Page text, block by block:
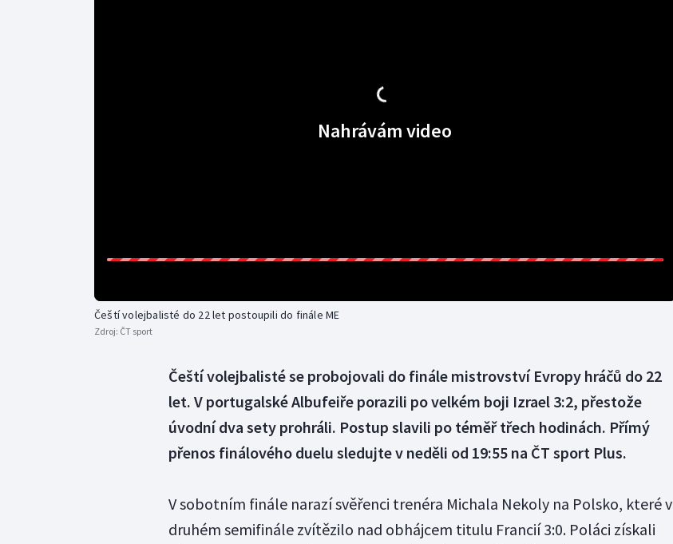
Nahrávám video
Čeští volejbalisté do 22 let postoupili do finále ME
Zdroj: ČT sport
Čeští volejbalisté se probojovali do finále mistrovství Evropy hráčů do 22
let. V portugalské Albufeiře porazili po velkém boji Izrael 3:2, přestože
úvodní dva sety prohráli. Postup slavili po téměř třech hodinách. Přímý
přenos finálového duelu sledujte v neděli od 19:55 na ČT sport Plus.
V sobotním finále narazí svěřenci trenéra Michala Nekoly na Polsko, které v
druhém semifinále zvítězilo nad obhájcem titulu Francií 3:0. Poláci získali